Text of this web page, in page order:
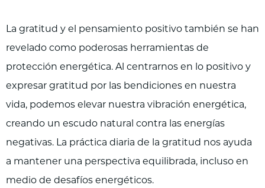
La gratitud y el pensamiento positivo también se han
revelado como poderosas herramientas de
protección energética. Al centrarnos en lo positivo y
expresar gratitud por las bendiciones en nuestra
vida, podemos elevar nuestra vibración energética,
creando un escudo natural contra las energías
negativas. La práctica diaria de la gratitud nos ayuda
a mantener una perspectiva equilibrada, incluso en
medio de desafíos energéticos.